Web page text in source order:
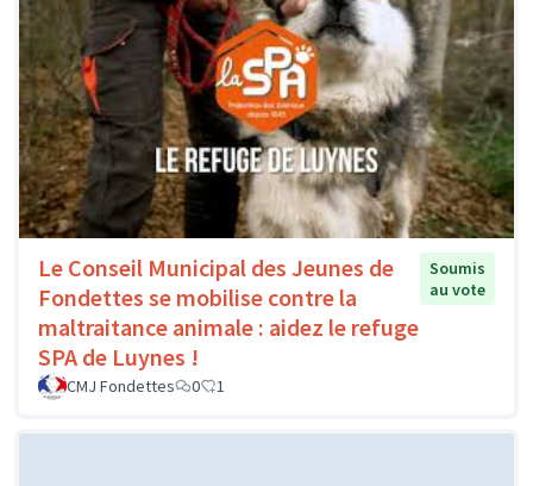
Le Conseil Municipal des Jeunes de
Fondettes se mobilise contre la
maltraitance animale : aidez le refuge
SPA de Luynes !
Soumis
au vote
CMJ Fondettes 0 1